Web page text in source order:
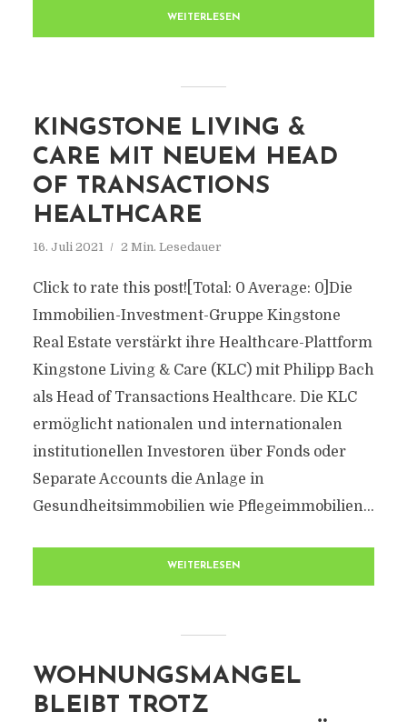
WEITERLESEN
KINGSTONE LIVING &
CARE MIT NEUEM HEAD
OF TRANSACTIONS
HEALTHCARE
16. Juli 2021 2 Min. Lesedauer
Click to rate this post![Total: 0 Average: 0]Die
Immobilien-Investment-Gruppe Kingstone
Real Estate verstärkt ihre Healthcare-Plattform
Kingstone Living & Care (KLC) mit Philipp Bach
als Head of Transactions Healthcare. Die KLC
ermöglicht nationalen und internationalen
institutionellen Investoren über Fonds oder
Separate Accounts die Anlage in
Gesundheitsimmobilien wie Pflegeimmobilien...
WEITERLESEN
WOHNUNGSMANGEL
BLEIBT TROTZ